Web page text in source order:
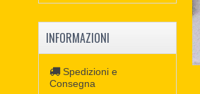
INFORMAZIONI
Spedizioni e
Consegna